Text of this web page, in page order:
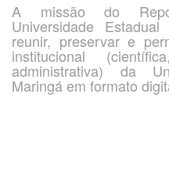
A missão do
Universidade
reunir, preservar e
institucional
administrativa) da
Maringá em formato